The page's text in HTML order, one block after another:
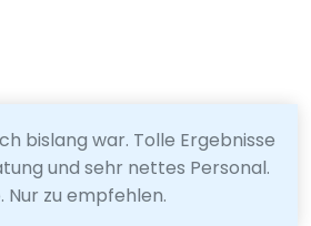
bislang war. Tolle Ergebnisse
und sehr nettes Personal.
Nur zu empfehlen.